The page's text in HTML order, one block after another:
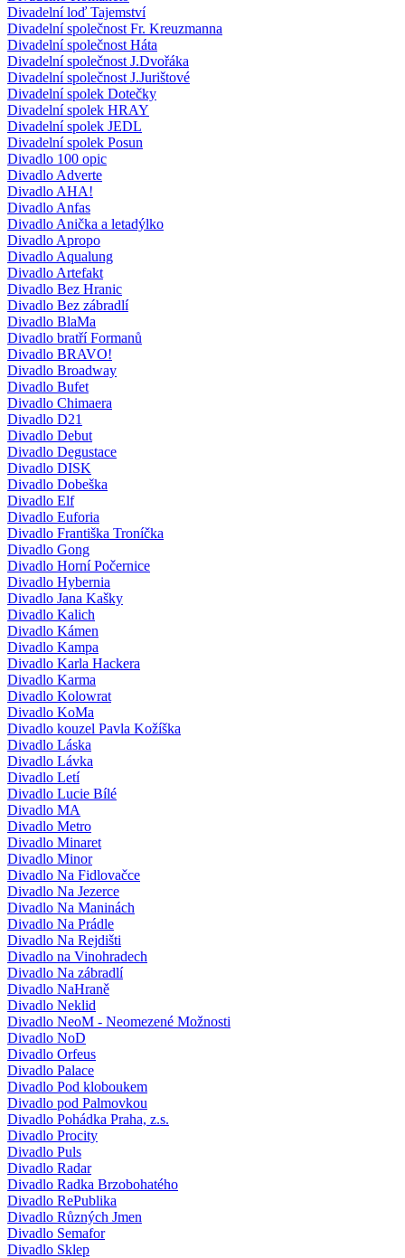
Divadelní loď Tajemství
Divadelní společnost Fr. Kreuzmanna
Divadelní společnost Háta
Divadelní společnost J.Dvořáka
Divadelní společnost J.Jurištové
Divadelní spolek Dotečky
Divadelní spolek HRAY
Divadelní spolek JEDL
Divadelní spolek Posun
Divadlo 100 opic
Divadlo Adverte
Divadlo AHA!
Divadlo Anfas
Divadlo Anička a letadýlko
Divadlo Apropo
Divadlo Aqualung
Divadlo Artefakt
Divadlo Bez Hranic
Divadlo Bez zábradlí
Divadlo BlaMa
Divadlo bratří Formanů
Divadlo BRAVO!
Divadlo Broadway
Divadlo Bufet
Divadlo Chimaera
Divadlo D21
Divadlo Debut
Divadlo Degustace
Divadlo DISK
Divadlo Dobeška
Divadlo Elf
Divadlo Euforia
Divadlo Františka Troníčka
Divadlo Gong
Divadlo Horní Počernice
Divadlo Hybernia
Divadlo Jana Kašky
Divadlo Kalich
Divadlo Kámen
Divadlo Kampa
Divadlo Karla Hackera
Divadlo Karma
Divadlo Kolowrat
Divadlo KoMa
Divadlo kouzel Pavla Kožíška
Divadlo Láska
Divadlo Lávka
Divadlo Letí
Divadlo Lucie Bílé
Divadlo MA
Divadlo Metro
Divadlo Minaret
Divadlo Minor
Divadlo Na Fidlovačce
Divadlo Na Jezerce
Divadlo Na Maninách
Divadlo Na Prádle
Divadlo Na Rejdišti
Divadlo na Vinohradech
Divadlo Na zábradlí
Divadlo NaHraně
Divadlo Neklid
Divadlo NeoM - Neomezené Možnosti
Divadlo NoD
Divadlo Orfeus
Divadlo Palace
Divadlo Pod kloboukem
Divadlo pod Palmovkou
Divadlo Pohádka Praha, z.s.
Divadlo Procity
Divadlo Puls
Divadlo Radar
Divadlo Radka Brzobohatého
Divadlo RePublika
Divadlo Různých Jmen
Divadlo Semafor
Divadlo Sklep